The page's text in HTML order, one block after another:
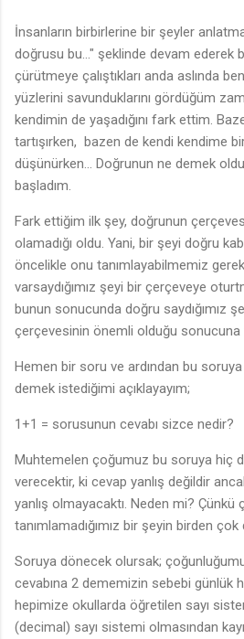
İnsanların birbirlerine bir şeyler
doğrusu bu..." şeklinde devam ederek
çürütmeye çalıştıkları anda aslında
yüzlerini savunduklarını gördüğüm
kendimin de yaşadığını fark ettim.
tartışırken, bazen de kendi kendime
düşünürken... Doğrunun ne demek
başladım.
Fark ettiğim ilk şey, doğrunun
olamadığı oldu. Yani, bir şeyi doğru
öncelikle onu tanımlayabilmemiz
varsaydığımız şeyi bir çerçeveye
bunun sonucunda doğru saydığımız
çerçevesinin önemli olduğu sonucuna
Hemen bir soru ve ardından bu
demek istediğimi açıklayayım;
1+1 = sorusunun cevabı sizce nedir?
Muhtemelen çoğumuz bu soruya hiç
verecektir, ki cevap yanlış değildir
yanlış olmayacaktı. Neden mi? Çünkü
tanımlamadığımız bir şeyin birden
Soruya dönecek olursak;
cevabına 2 dememizin sebebi günlük
hepimize okullarda öğretilen sayı
(decimal) sayı sistemi olmasından